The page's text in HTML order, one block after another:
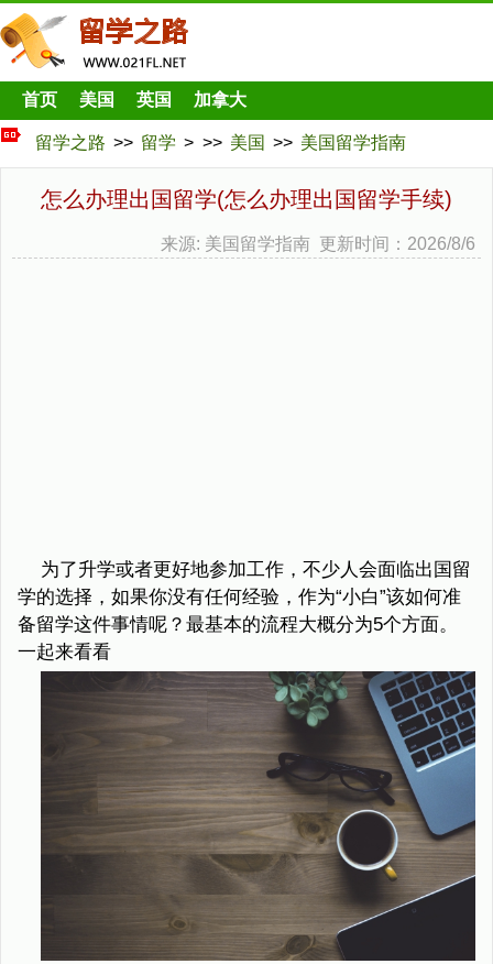
首页 美国 英国 加拿大
留学之路 >> 留学 > >> 美国 >> 美国留学指南
怎么办理出国留学(怎么办理出国留学手续)
来源: 美国留学指南 更新时间：2026/8/6
为了升学或者更好地参加工作，不少人会面临出国留
学的选择，如果你没有任何经验，作为“小白”该如何准
备留学这件事情呢？最基本的流程大概分为5个方面。
一起来看看